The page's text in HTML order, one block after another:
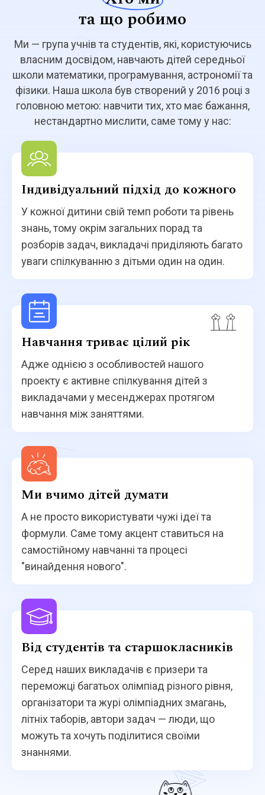
та що робимо
Ми — група учнів та студентів, які, користуючись
власним досвідом, навчають дітей середньої
школи математики, програмування, астрономії та
фізики. Наша школа був створений у 2016 році з
головною метою: навчити тих, хто має бажання,
нестандартно мислити, саме тому у нас:
Індивідуальний підхід до кожного
У кожної дитини свій темп роботи та рівень
знань, тому окрім загальних порад та
розборів задач, викладачі приділяють багато
уваги спілкуванню з дітьми один на один.
Навчання триває цілий рік
Адже однією з особливостей нашого
проекту є активне спілкування дітей з
викладачами у месенджерах протягом
навчання між заняттями.
Ми вчимо дітей думати
А не просто використувати чужі ідеї та
формули. Саме тому акцент ставиться на
самостійному навчанні та процесі
"винайдення нового".
Від студентів та старшокласників
Серед наших викладачів є призери та
переможці багатьох олімпіад різного рівня,
організатори та журі олімпіадних змагань,
літніх таборів, автори задач — люди, що
можуть та хочуть поділитися своїми
знаннями.